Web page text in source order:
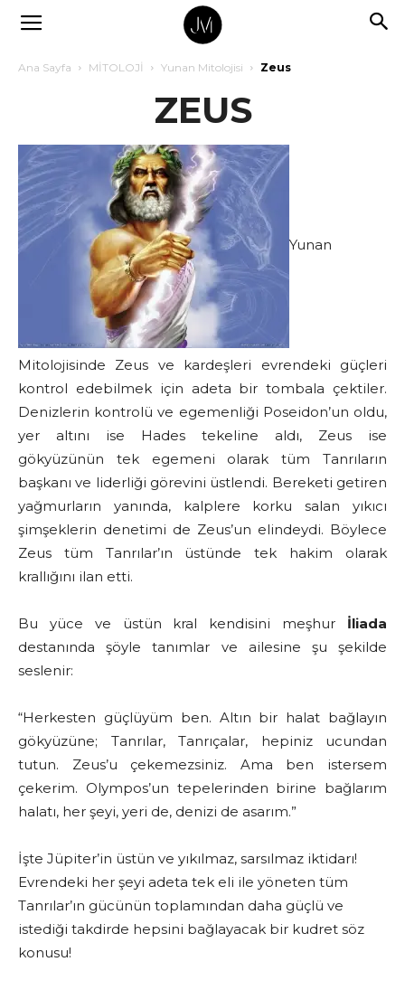
Ana Sayfa MİTOLOJİ Yunan Mitolojisi Zeus
ZEUS
Yunan
Mitolojisinde Zeus ve kardeşleri evrendeki güçleri
kontrol edebilmek için adeta bir tombala çektiler.
Denizlerin kontrolü ve egemenliği Poseidon’un oldu,
yer altını ise Hades tekeline aldı, Zeus ise
gökyüzünün tek egemeni olarak tüm Tanrıların
başkanı ve liderliği görevini üstlendi. Bereketi getiren
yağmurların yanında, kalplere korku salan yıkıcı
şimşeklerin denetimi de Zeus’un elindeydi. Böylece
Zeus tüm Tanrılar’ın üstünde tek hakim olarak
krallığını ilan etti.
Bu yüce ve üstün kral kendisini meşhur İliada
destanında şöyle tanımlar ve ailesine şu şekilde
seslenir:
“Herkesten güçlüyüm ben. Altın bir halat bağlayın
gökyüzüne; Tanrılar, Tanrıçalar, hepiniz ucundan
tutun. Zeus’u çekemezsiniz. Ama ben istersem
çekerim. Olympos’un tepelerinden birine bağlarım
halatı, her şeyi, yeri de, denizi de asarım.”
İşte Jüpiter’in üstün ve yıkılmaz, sarsılmaz iktidarı!
Evrendeki her şeyi adeta tek eli ile yöneten tüm
Tanrılar’ın gücünün toplamından daha güçlü ve
istediği takdirde hepsini bağlayacak bir kudret söz
konusu!